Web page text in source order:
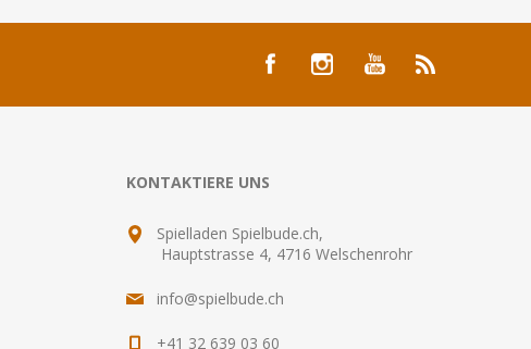
KONTAKTIERE UNS
Spielladen Spielbude.ch,
Hauptstrasse 4, 4716 Welschenrohr
info@spielbude.ch
+41 32 639 03 60